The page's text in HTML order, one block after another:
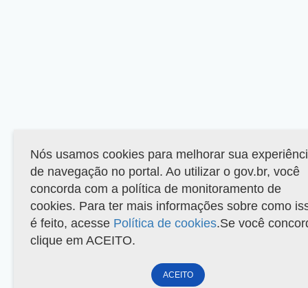
Nós usamos cookies para melhorar sua
de navegação no portal. Ao utilizar o gov.br, você
concorda com a política de monitoramento de
cookies. Para ter mais informações sobre como
é feito, acesse Política de cookies.Se você
clique em ACEITO.
ACEITO